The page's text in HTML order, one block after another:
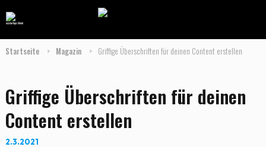
Startseite > Magazin > Griffige Überschriften für deinen Content erstellen
Griffige Überschriften für deinen
Content erstellen
2.3.2021